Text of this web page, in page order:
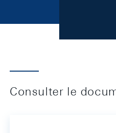
Consulter le